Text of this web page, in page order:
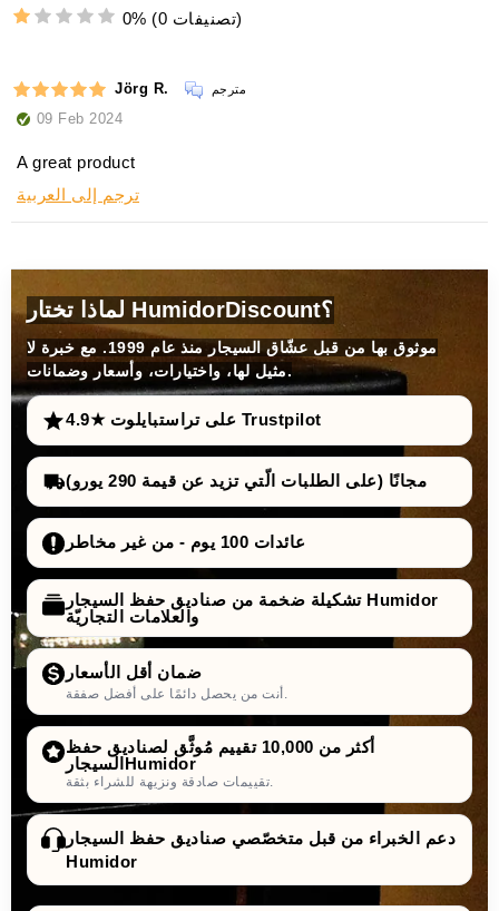
0% (0 تصنيفات)
Jörg R. مترجم
09 Feb 2024
A great product
ترجم إلى العربية
لماذا تختار HumidorDiscount؟
موثوق بها من قبل عشّاق السيجار منذ عام 1999. مع خبرة لا
مثيل لها، واختيارات، وأسعار وضمانات.
4.9★ على تراستبايلوت Trustpilot
مجانًا (على الطلبات الّتي تزيد عن قيمة 290 يورو)
عائدات 100 يوم - من غير مخاطر
تشكيلة ضخمة من صناديق حفظ السيجار Humidor
والعلامات التجاريّة
ضمان أقل الأسعار
أنت من يحصل دائمًا على أفضل صفقة.
أكثر من 10,000 تقييم مُوثَّق لصناديق حفظ
السيجارHumidor
تقييمات صادقة ونزيهة للشراء بثقة.
دعم الخبراء من قبل متخصّصي صناديق حفظ السيجار
Humidor